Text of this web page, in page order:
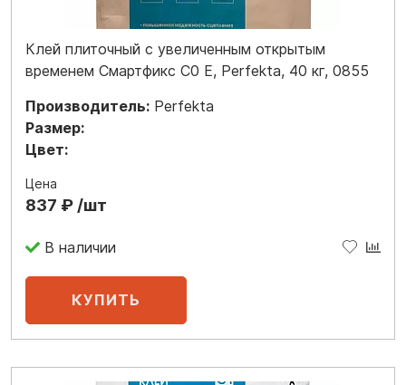
Клей плиточный с увеличенным открытым
временем Смартфикс C0 E, Perfekta, 40 кг, 0855
Производитель: Perfekta
Размер:
Цвет:
Цена
837 ₽ /шт
В наличии